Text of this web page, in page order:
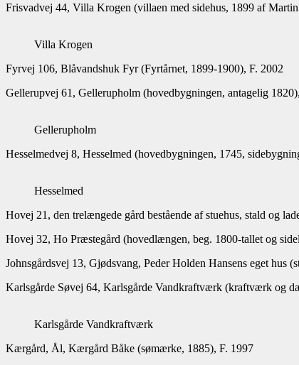
Frisvadvej 44, Villa Krogen (villaen med sidehus, 1899 af
Villa Krogen
Fyrvej 106, Blåvandshuk Fyr (Fyrtårnet, 1899-1900), F. 2002
Gellerupvej 61, Gellerupholm (hovedbygningen, antagelig
Gellerupholm
Hesselmedvej 8, Hesselmed (hovedbygningen, 1745,
Hesselmed
Hovej 21, den trelængede gård bestående af stuehus, stald og
Hovej 32, Ho Præstegård (hovedlængen, beg. 1800-tallet og
Johnsgårdsvej 13, Gjødsvang, Peder Holden Hansens eget hus
Karlsgårde Søvej 64, Karlsgårde Vandkraftværk (kraftværk og
Karlsgårde Vandkraftværk
Kærgård, Ål, Kærgård Båke (sømærke, 1885), F. 1997